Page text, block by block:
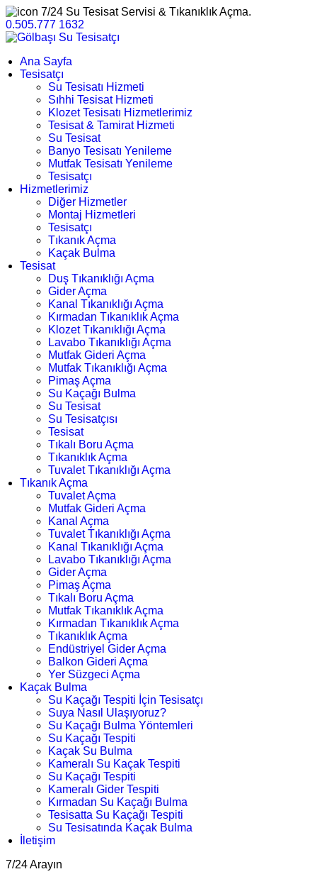
7/24 Su Tesisat Servisi & Tıkanıklık Açma.
0.505.777 1632
Ana Sayfa
Tesisatçı
Su Tesisatı Hizmeti
Sıhhi Tesisat Hizmeti
Klozet Tesisatı Hizmetlerimiz
Tesisat & Tamirat Hizmeti
Su Tesisat
Banyo Tesisatı Yenileme
Mutfak Tesisatı Yenileme
Tesisatçı
Hizmetlerimiz
Diğer Hizmetler
Montaj Hizmetleri
Tesisatçı
Tıkanık Açma
Kaçak Bulma
Tesisat
Duş Tıkanıklığı Açma
Gider Açma
Kanal Tıkanıklığı Açma
Kırmadan Tıkanıklık Açma
Klozet Tıkanıklığı Açma
Lavabo Tıkanıklığı Açma
Mutfak Gideri Açma
Mutfak Tıkanıklığı Açma
Pimaş Açma
Su Kaçağı Bulma
Su Tesisat
Su Tesisatçısı
Tesisat
Tıkalı Boru Açma
Tıkanıklık Açma
Tuvalet Tıkanıklığı Açma
Tıkanık Açma
Tuvalet Açma
Mutfak Gideri Açma
Kanal Açma
Tuvalet Tıkanıklığı Açma
Kanal Tıkanıklığı Açma
Lavabo Tıkanıklığı Açma
Gider Açma
Pimaş Açma
Tıkalı Boru Açma
Mutfak Tıkanıklık Açma
Kırmadan Tıkanıklık Açma
Tıkanıklık Açma
Endüstriyel Gider Açma
Balkon Gideri Açma
Yer Süzgeci Açma
Kaçak Bulma
Su Kaçağı Tespiti İçin Tesisatçı
Suya Nasıl Ulaşıyoruz?
Su Kaçağı Bulma Yöntemleri
Su Kaçağı Tespiti
Kaçak Su Bulma
Kameralı Su Kaçak Tespiti
Su Kaçağı Tespiti
Kameralı Gider Tespiti
Kırmadan Su Kaçağı Bulma
Tesisatta Su Kaçağı Tespiti
Su Tesisatında Kaçak Bulma
İletişim
7/24 Arayın